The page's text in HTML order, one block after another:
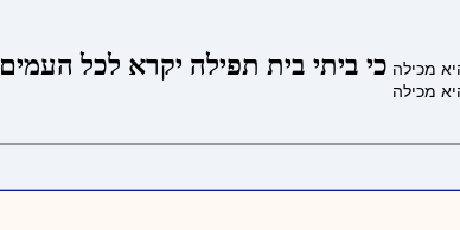
כי ביתי בית תפילה יקרא לכל העמים